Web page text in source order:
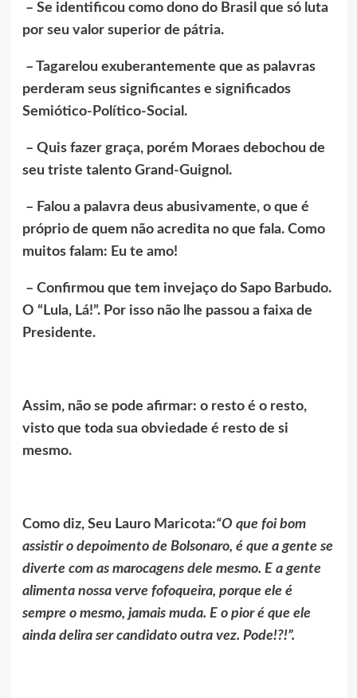
– Se identificou como dono do Brasil que só luta
por seu valor superior de pátria.
– Tagarelou exuberantemente que as palavras
perderam seus significantes e significados
Semiótico-Político-Social.
– Quis fazer graça, porém Moraes debochou de
seu triste talento Grand-Guignol.
– Falou a palavra deus abusivamente, o que é
próprio de quem não acredita no que fala. Como
muitos falam: Eu te amo!
– Confirmou que tem invejaço do Sapo Barbudo.
O “Lula, Lá!”. Por isso não lhe passou a faixa de
Presidente.
Assim, não se pode afirmar: o resto é o resto,
visto que toda sua obviedade é resto de si
mesmo.
Como diz, Seu Lauro Maricota:“O que foi bom
assistir o depoimento de Bolsonaro, é que a gente se
diverte com as marocagens dele mesmo. E a gente
alimenta nossa verve fofoqueira, porque ele é
sempre o mesmo, jamais muda. E o pior é que ele
ainda delira ser candidato outra vez. Pode!?!”.